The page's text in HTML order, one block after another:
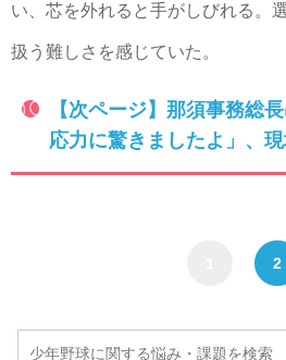
い、芯を外れると手がしびれる。
扱う難しさを感じていた。
【次ページ】那須事務総
応力に驚きましたよ」、
2